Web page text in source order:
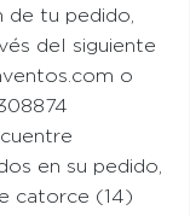
de tu pedido,
del siguiente
o
en su pedido,
catorce (14)